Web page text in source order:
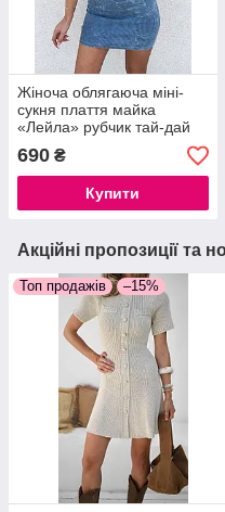
Жіноча облягаюча міні-
сукня плаття майка
«Лейла» рубчик тай-дай
— стильна базова сукня
синя
690 ₴
Купити
Акційні пропозиції та
Топ продажів –15%